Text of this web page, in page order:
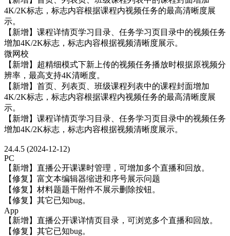
4K/2K标志，标志内容根据课程内视频任务的最高清晰度展
示。
【新增】课程详情页学习目录、任务学习页目录中的视频任务
增加4K/2K标志，标志内容根据视频清晰度展示。
微网校
【新增】超精细模式下新上传的视频任务播放时根据原视频分
辨率，最高支持4K清晰度。
【新增】首页、列表页、班级课程列表中的课程封面增加
4K/2K标志，标志内容根据课程内视频任务的最高清晰度展
示。
【新增】课程详情页学习目录、任务学习页目录中的视频任务
增加4K/2K标志，标志内容根据视频清晰度展示。
24.4.5 (2024-12-12)
PC
【新增】直播公开课课时管理，可增加多个直播和回放。
【修复】富文本编辑器缩进和序号展示问题
【修复】材料题题干附件不展示删除按钮。
【修复】其它已知bug。
App
【新增】直播公开课详情页目录，可浏览多个直播和回放。
【修复】其它已知bug。